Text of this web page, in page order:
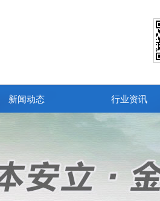
新闻动态 行业资讯